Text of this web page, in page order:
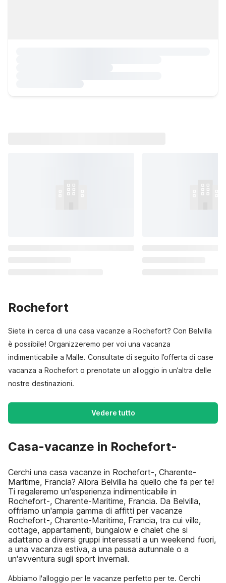
Rochefort
Siete in cerca di una casa vacanze a Rochefort? Con Belvilla
è possibile! Organizzeremo per voi una vacanza
indimenticabile a Malle. Consultate di seguito l’offerta di case
vacanza a Rochefort o prenotate un alloggio in un’altra delle
nostre destinazioni.
Vedere tutto
Casa-vacanze in Rochefort-
Cerchi una casa vacanze in Rochefort-, Charente-
Maritime, Francia? Allora Belvilla ha quello che fa per te!
Ti regaleremo un'esperienza indimenticabile in
Rochefort-, Charente-Maritime, Francia. Da Belvilla,
offriamo un'ampia gamma di affitti per vacanze
Rochefort-, Charente-Maritime, Francia, tra cui ville,
cottage, appartamenti, bungalow e chalet che si
adattano a diversi gruppi interessati a un weekend fuori,
a una vacanza estiva, a una pausa autunnale o a
un'avventura sugli sport invernali.
Abbiamo l'alloggio per le vacanze perfetto per te. Cerchi